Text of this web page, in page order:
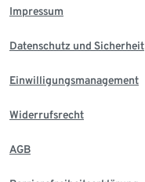
Impressum
Datenschutz und Sicherheit
Einwilligungsmanagement
Widerrufsrecht
AGB